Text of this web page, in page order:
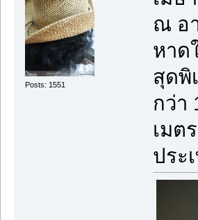
Posts: 1551
ณ อ
หาด
สุดพิ
กว่า
เมต
ประ